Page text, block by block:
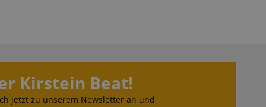
Kirstein Beat!
jetzt zu unserem Newsletter an und